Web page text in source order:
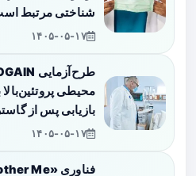
شناختی مرتبط
۱۴۰۵-۰۵-۱۷
محیطی پروتئین‌بالا
بازیابی پس از
۱۴۰۵-۰۵-۱۷